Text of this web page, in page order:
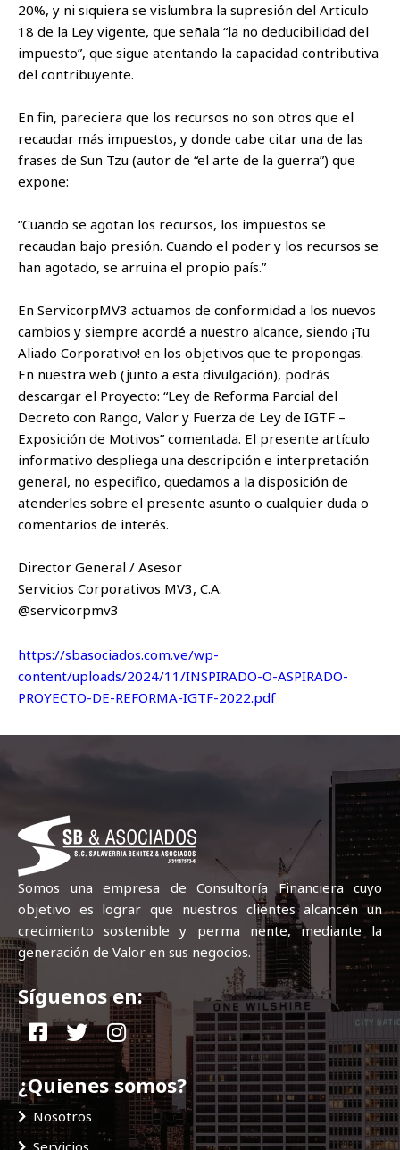
20%, y ni siquiera se vislumbra la supresión del Articulo
18 de la Ley vigente, que señala “la no deducibilidad del
impuesto”, que sigue atentando la capacidad contributiva
del contribuyente.
En fin, pareciera que los recursos no son otros que el
recaudar más impuestos, y donde cabe citar una de las
frases de Sun Tzu (autor de “el arte de la guerra”) que
expone:
“Cuando se agotan los recursos, los impuestos se
recaudan bajo presión. Cuando el poder y los recursos se
han agotado, se arruina el propio país.”
En ServicorpMV3 actuamos de conformidad a los nuevos
cambios y siempre acordé a nuestro alcance, siendo ¡Tu
Aliado Corporativo! en los objetivos que te propongas.
En nuestra web (junto a esta divulgación), podrás
descargar el Proyecto: “Ley de Reforma Parcial del
Decreto con Rango, Valor y Fuerza de Ley de IGTF –
Exposición de Motivos” comentada. El presente artículo
informativo despliega una descripción e interpretación
general, no especifico, quedamos a la disposición de
atenderles sobre el presente asunto o cualquier duda o
comentarios de interés.
Director General / Asesor
Servicios Corporativos MV3, C.A.
@servicorpmv3
https://sbasociados.com.ve/wp-
content/uploads/2024/11/INSPIRADO-O-ASPIRADO-
PROYECTO-DE-REFORMA-IGTF-2022.pdf
Somos una empresa de Consultoría Financiera cuyo
objetivo es lograr que nuestros clientes alcancen un
crecimiento sostenible y perma nente, mediante la
generación de Valor en sus negocios.
Síguenos en:
¿Quienes somos?
Nosotros